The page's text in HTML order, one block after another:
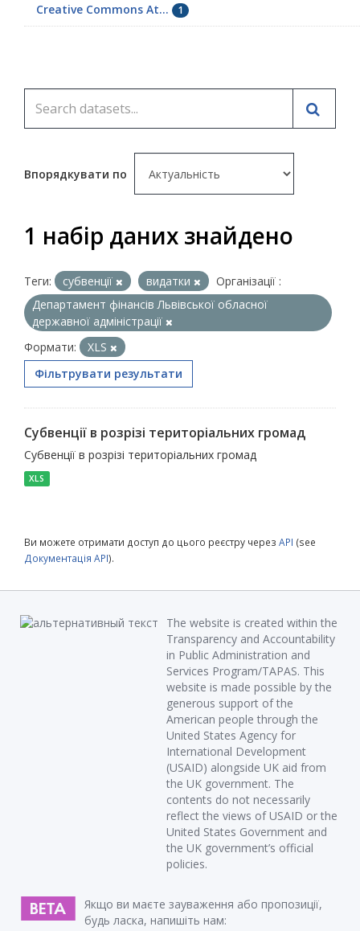
Creative Commons At... 1
Впорядкувати по
1 набір даних знайдено
Теги: субвенції видатки
Організації :
Департамент фінансів Львівської обласної
державної адміністрації
Формати:
XLS
Фільтрувати результати
Субвенції в розрізі територіальних громад
Субвенції в розрізі територіальних громад
XLS
Ви можете отримати доступ до цього реєстру через API (see
Документація API).
The website is created within the
Transparency and Accountability
in Public Administration and
Services Program/TAPAS. This
website is made possible by the
generous support of the
American people through the
United States Agency for
International Development
(USAID) alongside UK aid from
the UK government. The
contents do not necessarily
reflect the views of USAID or the
United States Government and
the UK government’s official
policies.
Якщо ви маєте зауваження або пропозиції,
будь ласка, напишіть нам: